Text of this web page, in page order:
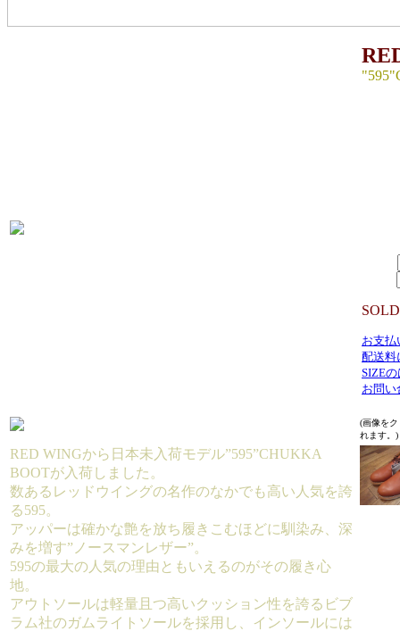
お支払
配送料
SIZE
お問い
(画像を
れます。)
RED WINGから日本未入荷モデル”595”CHUKKA
BOOTが入荷しました。
数あるレッドウイングの名作のなかでも高い人気を誇
る595。
アッパーは確かな艶を放ち履きこむほどに馴染み、深
みを増す”ノースマンレザー”。
595の最大の人気の理由ともいえるのがその履き心
地。
アウトソールは軽量且つ高いクッション性を誇るビブ
ラム社のガムライトソールを採用し、インソールには